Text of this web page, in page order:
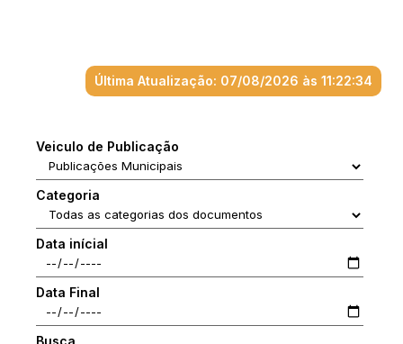
Última Atualização: 07/08/2026 às 11:22:34
Veiculo de Publicação
Categoria
Data inícial
Data Final
Busca